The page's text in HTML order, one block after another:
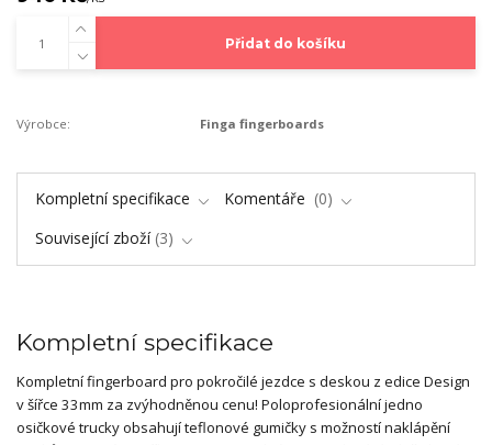
Přidat do košíku
Výrobce: Finga fingerboards
Kompletní specifikace Komentáře
0
Související zboží 3
Kompletní specifikace
Kompletní fingerboard pro pokročilé jezdce s deskou z edice Design
v šířce 33mm za zvýhodněnou cenu! Poloprofesionální jedno
osičkové trucky obsahují teflonové gumičky s možností naklápění